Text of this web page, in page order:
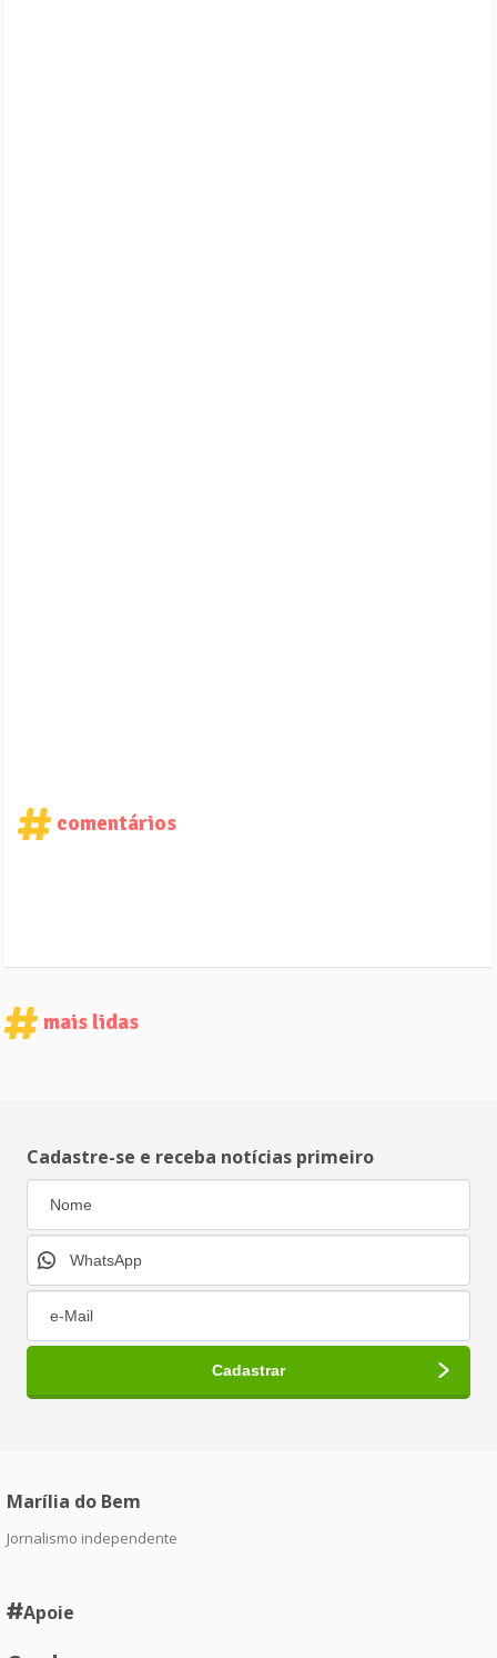
comentários
mais lidas
Cadastre-se e receba notícias primeiro
Marília do Bem
Jornalismo independente
Apoie